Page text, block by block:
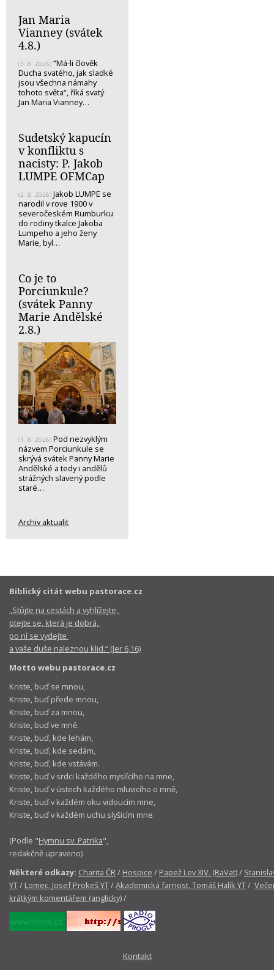
Jan Maria
Vianney (svátek
4.8.)
(3. 8. 2026) “Má-li člověk
Ducha svatého, jak sladké
jsou všechna námahy
tohoto světa“, říká svatý
Jan Maria Vianney…
Sudetský kapucín
v konfliktu s
nacisty: P. Jakob
LUMPE OFMCap
(2. 8. 2026) Jakob LUMPE se
narodil v rove 1900 v
severočeském Rumburku
do rodiny tkalce Jakoba
Lumpeho a jeho ženy
Marie, byl…
Co je to
Porciunkule?
(svátek Panny
Marie Andělské
2.8.)
(1. 8. 2026) Pod nezvyklým
názvem Porciunkule se
skrývá svátek Panny Marie
Andělské a tedy i andělů
strážných slavený podle
staré…
Archiv aktualit
Biblický citát webu pastorace.cz
„Stůjte na cestách a vyhlížejte,
ptejte se, která je dobrá,
po ní se vydejte
a vaše duše naleznou klid.“ (Jer 6,16)
Motto webu pastorace.cz
Kriste, buď se mnou,
Kriste, buď přede mnou,
Kriste, buď za mnou,
Kriste, buď ve mně.
Kriste, buď, kde lehám,
Kriste, buď, kde sedám,
Kriste, buď, kde vstávám.
Kriste, buď v srdci každého myslícího na mne,
Kriste, buď v ústech každého mluvicího o mně,
Kriste, buď v každém oku vidoucím mne,
Kriste, buď v každém uchu slyšícím mne.
(Podle "Hymnu sv. Patrika",
redakčně upraveno)
Některé odkazy: Charita ČR/ Hospice / Papež Lev XIV. (RaVat)/
YT/ Lomec, Josef Prokeš YT/Akademická farnost, Tomáš Halík YT/
krátkým komentářem (anglicky)/
Kontakt